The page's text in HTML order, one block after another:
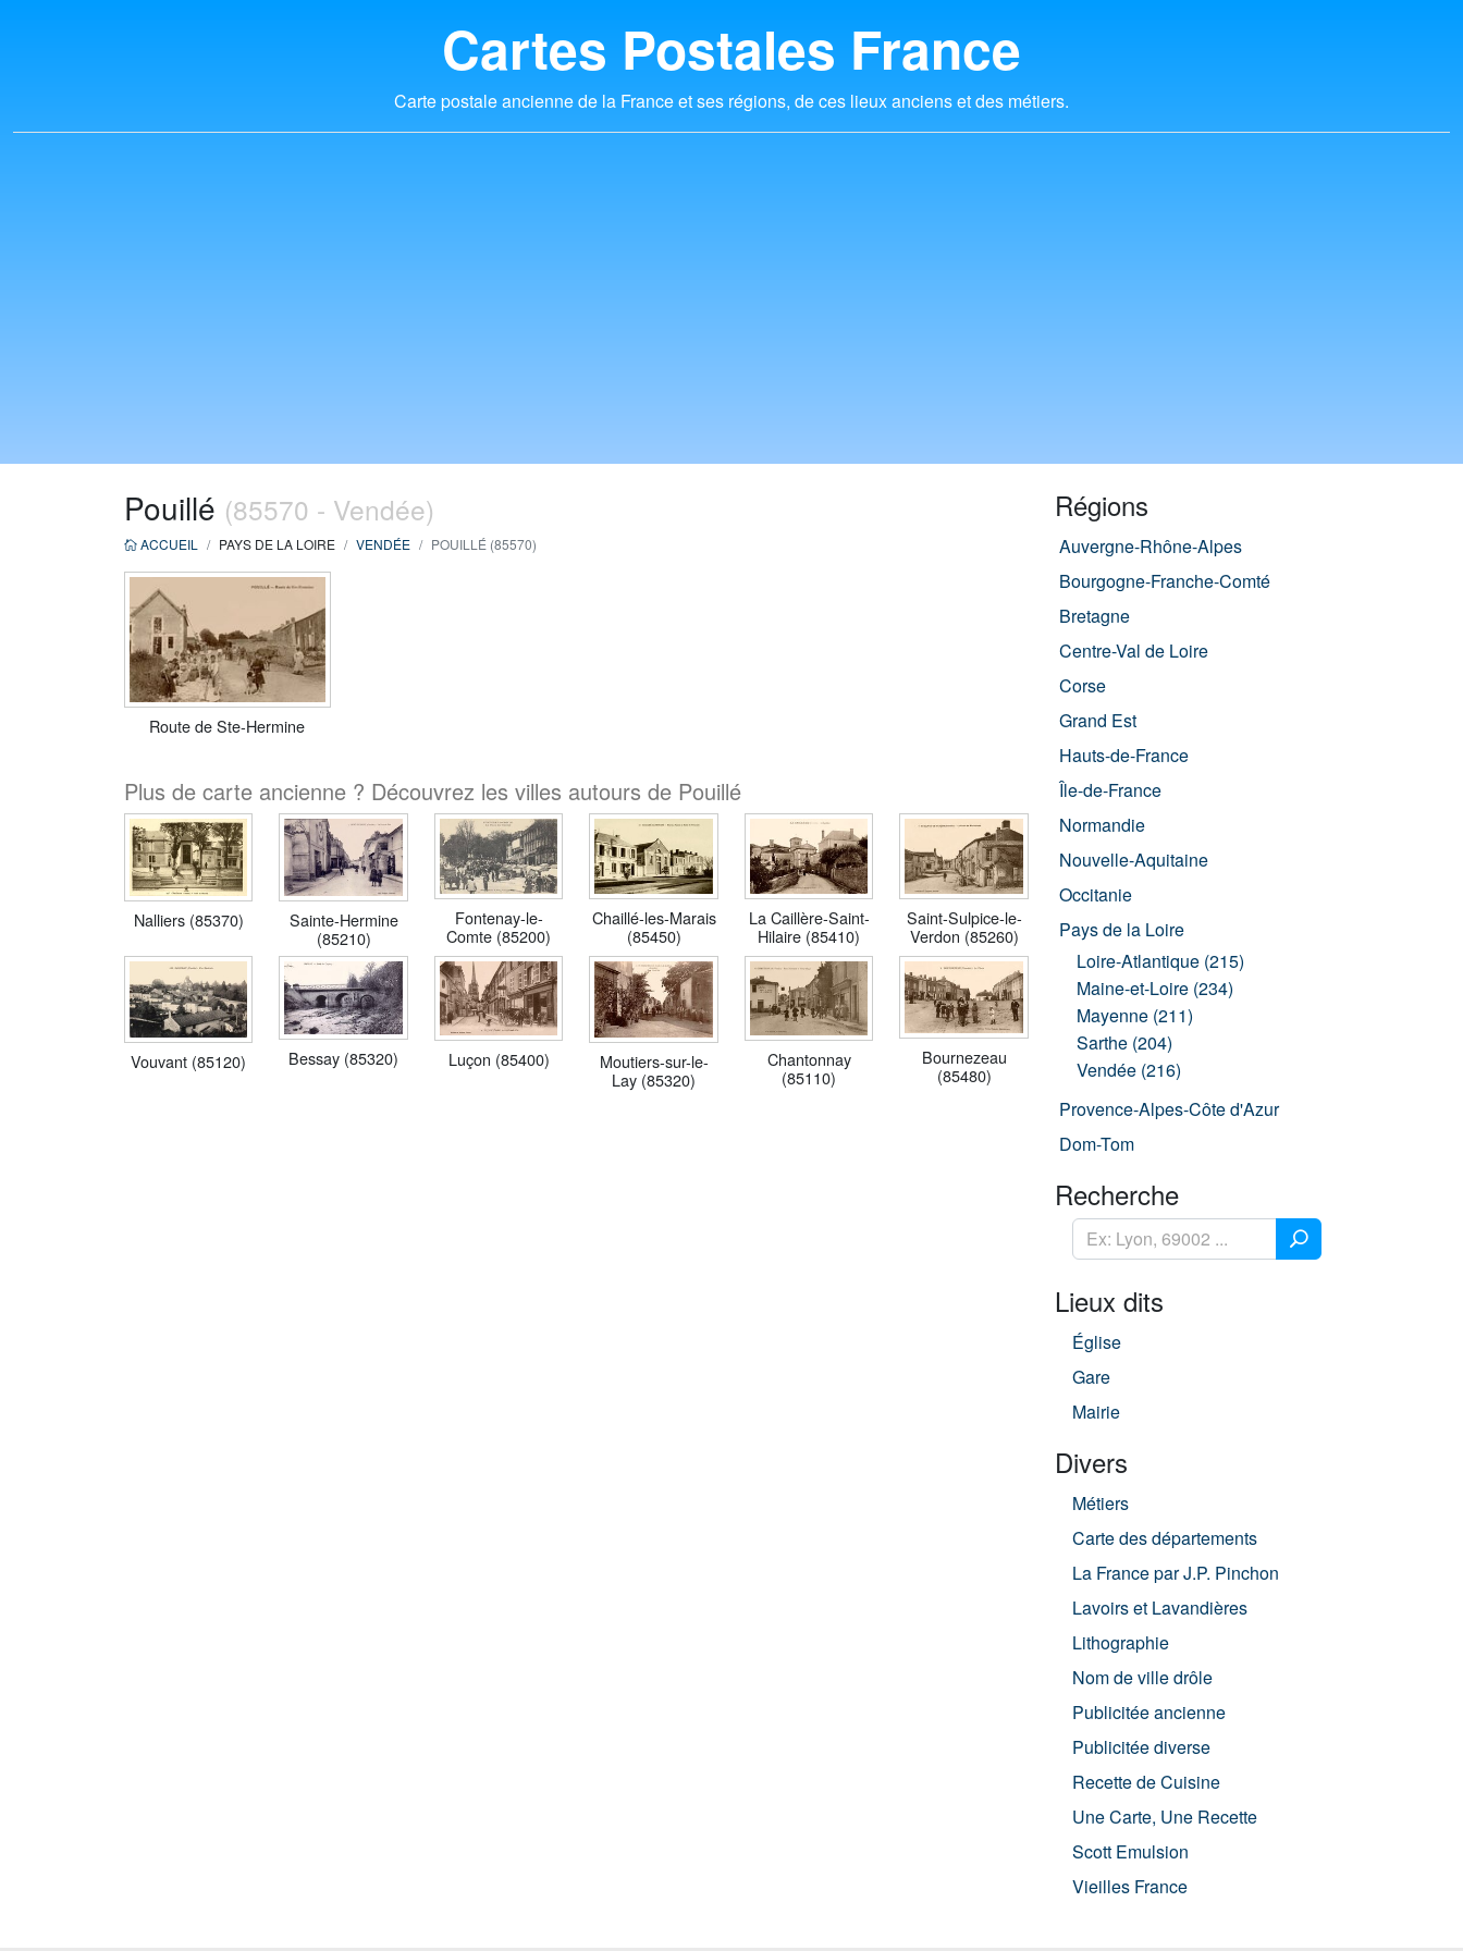
Cartes Postales France
Carte postale ancienne de la France et ses régions, de ces lieux anciens et des métiers.
Pouillé (85570 - Vendée)
ACCUEIL PAYS DE LA LOIRE VENDÉE POUILLÉ (85570)
Route de Ste-Hermine
Plus de carte ancienne ? Découvrez les villes autours de Pouillé
Nalliers (85370)
Sainte-Hermine
(85210)
Fontenay-le-
Comte (85200)
Chaillé-les-Marais
(85450)
La Caillère-Saint-
Hilaire (85410)
Saint-Sulpice-le-
Verdon (85260)
Vouvant (85120) Bessay (85320) Luçon (85400)
Moutiers-sur-le-
Lay (85320)
Chantonnay
(85110)
Bournezeau
(85480)
Régions
Auvergne-Rhône-Alpes
Bourgogne-Franche-Comté
Bretagne
Centre-Val de Loire
Corse
Grand Est
Hauts-de-France
Île-de-France
Normandie
Nouvelle-Aquitaine
Occitanie
Pays de la Loire
Loire-Atlantique (215)
Maine-et-Loire (234)
Mayenne (211)
Sarthe (204)
Vendée (216)
Provence-Alpes-Côte d'Azur
Dom-Tom
Recherche
Lieux dits
Église
Gare
Mairie
Divers
Métiers
Carte des départements
La France par J.P. Pinchon
Lavoirs et Lavandières
Lithographie
Nom de ville drôle
Publicitée ancienne
Publicitée diverse
Recette de Cuisine
Une Carte, Une Recette
Scott Emulsion
Vieilles France